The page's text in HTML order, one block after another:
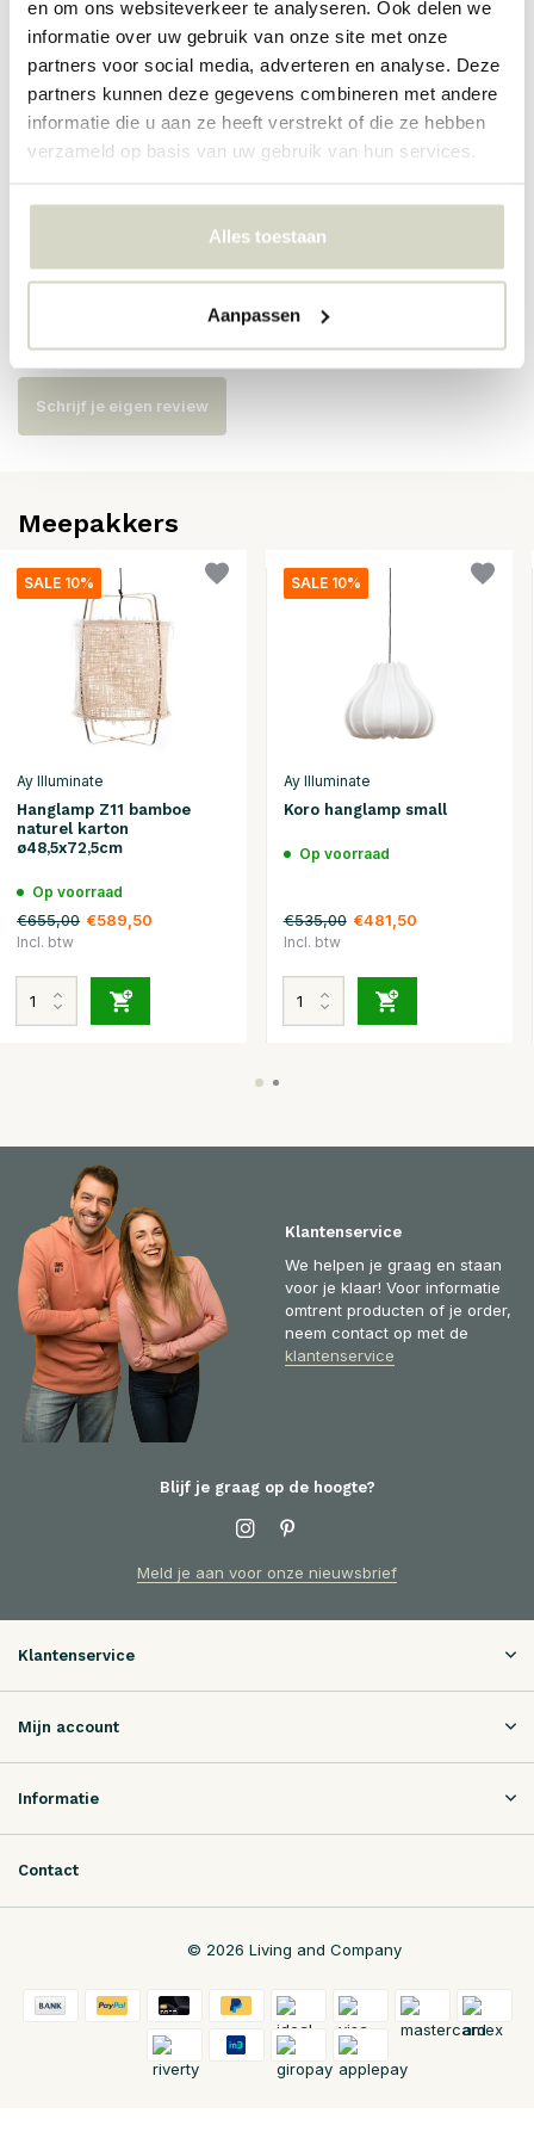
en om ons websiteverkeer te analyseren. Ook delen we
informatie over uw gebruik van onze site met onze
partners voor social media, adverteren en analyse. Deze
partners kunnen deze gegevens combineren met andere
informatie die u aan ze heeft verstrekt of die ze hebben
verzameld op basis van uw gebruik van hun services.
Alles toestaan
Aanpassen
PRODUCTSPECIFICATIES
Artikelnummer AI-172-101-05-P
Reviews
Er zijn nog geen reviews geschreven over dit product..
Schrijf je eigen review
Meepakkers
SALE 10%
Ay Illuminate
Hanglamp Z11 bamboe
naturel karton
ø48,5x72,5cm
Op voorraad
€655,00 €589,50
Incl. btw
SALE 10%
Ay Illuminate
Koro hanglamp small
Op voorraad
€535,00 €481,50
Incl. btw
Klantenservice
We helpen je graag en staan
voor je klaar! Voor informatie
omtrent producten of je order,
neem contact op met de
klantenservice
Blijf je graag op de hoogte?
Meld je aan voor onze nieuwsbrief
Klantenservice
Mijn account
Informatie
Contact
© 2026 Living and Company